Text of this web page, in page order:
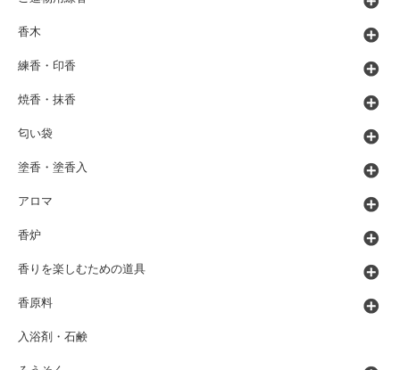
香木
練香・印香
焼香・抹香
匂い袋
塗香・塗香入
アロマ
香炉
香りを楽しむための道具
香原料
入浴剤・石鹸